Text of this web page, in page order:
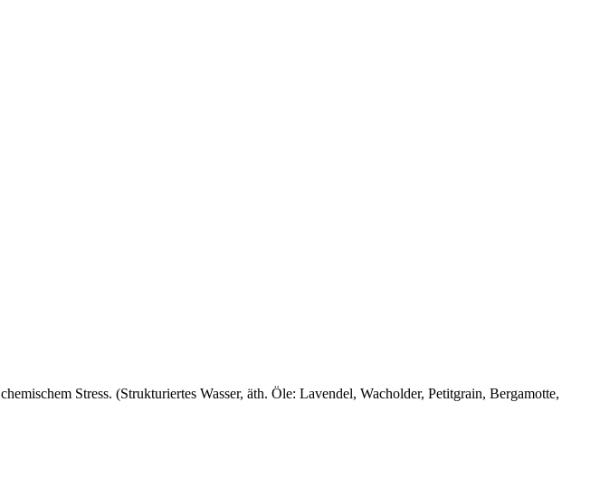
Stress. (Strukturiertes Wasser, äth. Öle: Lavendel, Wacholder, Petitgrain, Bergamotte,